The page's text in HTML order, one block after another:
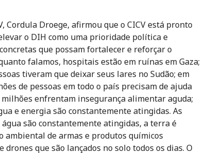
Cordula Droege, afirmou que o CICV está pronto
o DIH como uma prioridade política e
que possam fortalecer e reforçar o
falamos, hospitais estão em ruínas em Gaza;
tiveram que deixar seus lares no Sudão; em
de pessoas em todo o país precisam de ajuda
enfrentam insegurança alimentar aguda;
e energia são constantemente atingidas. As
são constantemente atingidas, a terra é
ambiental de armas e produtos químicos
que são lançados no solo todos os dias. O